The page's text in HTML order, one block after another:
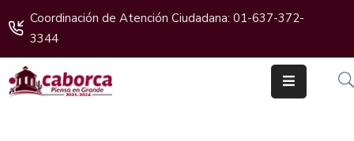
Coordinación de Atención Ciudadana: 01-637-372-
3344
Inicio